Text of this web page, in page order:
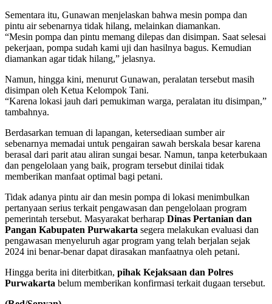
Sementara itu, Gunawan menjelaskan bahwa mesin pompa dan
pintu air sebenarnya tidak hilang, melainkan diamankan.
“Mesin pompa dan pintu memang dilepas dan disimpan. Saat selesai
pekerjaan, pompa sudah kami uji dan hasilnya bagus. Kemudian
diamankan agar tidak hilang,” jelasnya.
Namun, hingga kini, menurut Gunawan, peralatan tersebut masih
disimpan oleh Ketua Kelompok Tani.
“Karena lokasi jauh dari pemukiman warga, peralatan itu disimpan,”
tambahnya.
Berdasarkan temuan di lapangan, ketersediaan sumber air
sebenarnya memadai untuk pengairan sawah berskala besar karena
berasal dari parit atau aliran sungai besar. Namun, tanpa keterbukaan
dan pengelolaan yang baik, program tersebut dinilai tidak
memberikan manfaat optimal bagi petani.
Tidak adanya pintu air dan mesin pompa di lokasi menimbulkan
pertanyaan serius terkait pengawasan dan pengelolaan program
pemerintah tersebut. Masyarakat berharap Dinas Pertanian dan
Pangan Kabupaten Purwakarta segera melakukan evaluasi dan
pengawasan menyeluruh agar program yang telah berjalan sejak
2024 ini benar-benar dapat dirasakan manfaatnya oleh petani.
Hingga berita ini diterbitkan, pihak Kejaksaan dan Polres
Purwakarta belum memberikan konfirmasi terkait dugaan tersebut.